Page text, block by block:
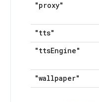
"proxy"
"tts"
"ttsEngine"
"wallpaper"